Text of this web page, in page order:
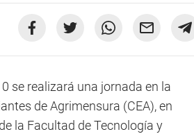
se realizará una jornada en la
de Agrimensura (CEA), en
la Facultad de Tecnología y